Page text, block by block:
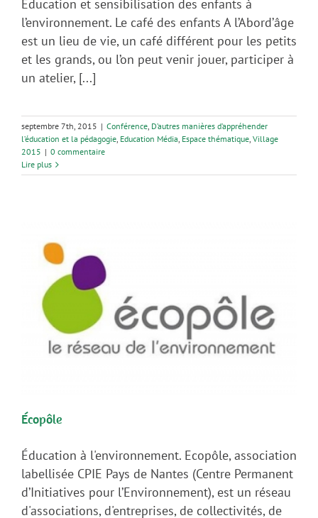
Éducation et sensibilisation des enfants à
l’environnement. Le café des enfants A l’Abord’âge
est un lieu de vie, un café différent pour les petits
et les grands, ou l’on peut venir jouer, participer à
un atelier, [...]
septembre 7th, 2015 | Conférence, D’autres manières d’appréhender
l’éducation et la pédagogie, Education Média, Espace thématique, Village
2015 | 0 commentaire
Lire plus
Écopôle
Éducation à l'environnement. Ecopôle, association
labellisée CPIE Pays de Nantes (Centre Permanent
d’Initiatives pour l’Environnement), est un réseau
d'associations, d'entreprises, de collectivités, de